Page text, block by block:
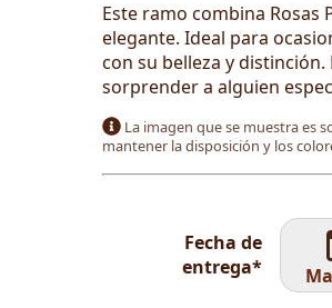
Este ramo combina
elegante. Ideal para
con su belleza y
sorprender a alguien
La imagen que se muestra es
mantener la disposición y los
Fecha de
entrega*